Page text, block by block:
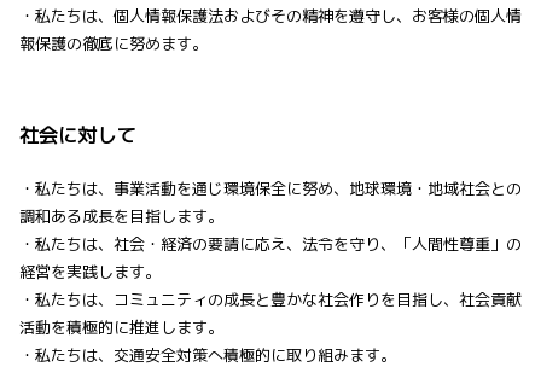
・私たちは、個人情報保護法およびその精神を遵守し、お客様の個人情
報保護の徹底に努めます。
社会に対して
・私たちは、事業活動を通じ環境保全に努め、地球環境・地域社会との
調和ある成長を目指します。
・私たちは、社会・経済の要請に応え、法令を守り、「人間性尊重」の
経営を実践します。
・私たちは、コミュニティの成長と豊かな社会作りを目指し、社会貢献
活動を積極的に推進します。
・私たちは、交通安全対策へ積極的に取り組みます。